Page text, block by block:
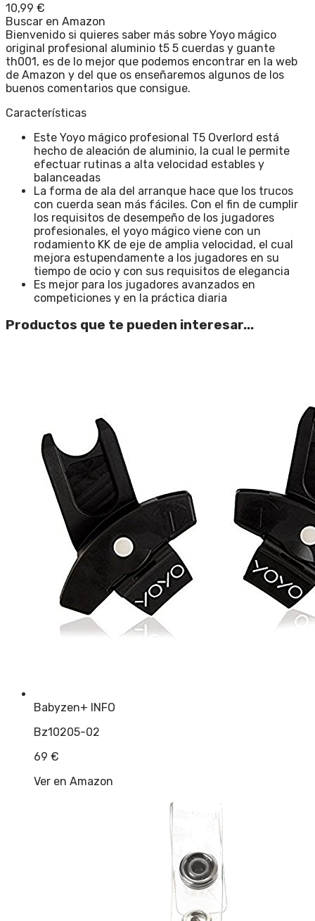
10,99 €
Buscar en Amazon
Bienvenido si quieres saber más sobre Yoyo mágico
original profesional aluminio t5 5 cuerdas y guante
th001, es de lo mejor que podemos encontrar en la web
de Amazon y del que os enseñaremos algunos de los
buenos comentarios que consigue.
Características
Este Yoyo mágico profesional T5 Overlord está
hecho de aleación de aluminio, la cual le permite
efectuar rutinas a alta velocidad estables y
balanceadas
La forma de ala del arranque hace que los trucos
con cuerda sean más fáciles. Con el fin de cumplir
los requisitos de desempeño de los jugadores
profesionales, el yoyo mágico viene con un
rodamiento KK de eje de amplia velocidad, el cual
mejora estupendamente a los jugadores en su
tiempo de ocio y con sus requisitos de elegancia
Es mejor para los jugadores avanzados en
competiciones y en la práctica diaria
Productos que te pueden interesar...
Babyzen+ INFO
Bz10205-02
69 €
Ver en Amazon